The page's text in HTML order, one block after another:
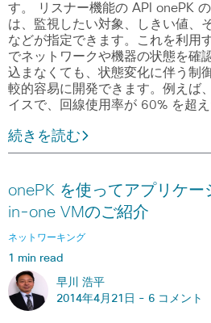
す。 リスナー機能の API onePK
は、監視したい対象、しきい値、
などが指定できます。これを利用
でネットワークや機器の状態を確
込まなくても、状態変化に伴う制
較的容易に開発できます。例えば
イスで、回線使用率が 60% を超
続きを読む
onePK を使ってアプリケー
in-one VMのご紹介
ネットワーキング
1 min read
早川 浩平
2014年4月21日 - 6 コメント